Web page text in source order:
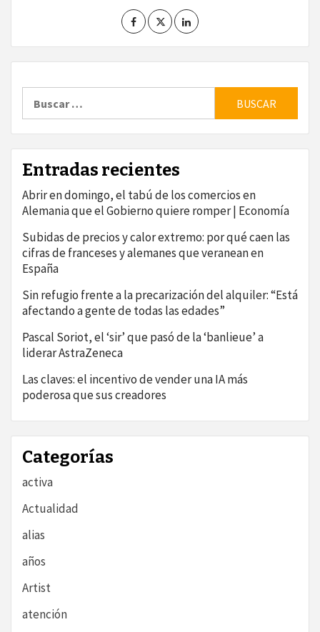
Entradas recientes
Abrir en domingo, el tabú de los comercios en
Alemania que el Gobierno quiere romper | Economía
Subidas de precios y calor extremo: por qué caen las
cifras de franceses y alemanes que veranean en
España
Sin refugio frente a la precarización del alquiler: “Está
afectando a gente de todas las edades”
Pascal Soriot, el ‘sir’ que pasó de la ‘banlieue’ a
liderar AstraZeneca
Las claves: el incentivo de vender una IA más
poderosa que sus creadores
Categorías
activa
Actualidad
alias
años
Artist
atención